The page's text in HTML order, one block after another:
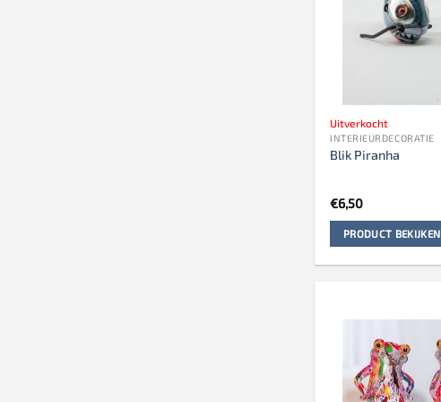
Uitverkocht
INTERIEURDECORATIE
Blik Piranha
€6,50
PRODUCT BEKIJKEN